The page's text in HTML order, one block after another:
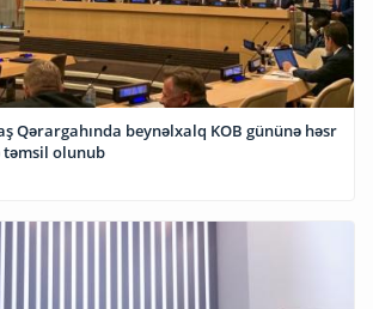
Qərargahında beynəlxalq KOB gününə həsr
olunub